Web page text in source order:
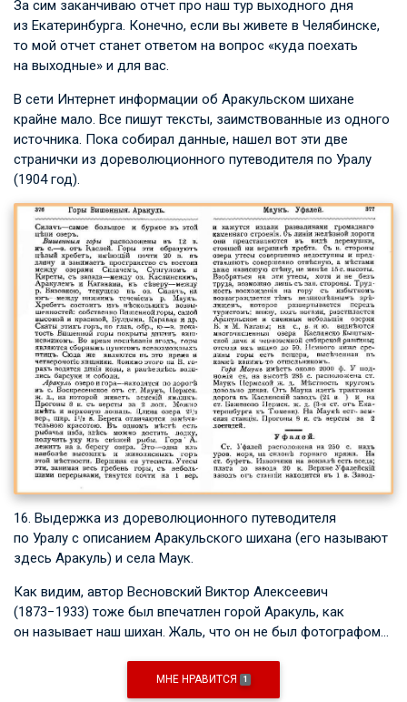
За сим заканчиваю отчет про наш тур выходного дня
из Екатеринбурга. Конечно, если вы живете в Челябинске,
то мой отчет станет ответом на вопрос «куда поехать
на выходные» и для вас.
В сети Интернет информации об Аракульском шихане
крайне мало. Все пишут тексты, заимствованные из одного
источника. Пока собирал данные, нашел вот эти две
странички из дореволюционного путеводителя по Уралу
(1904 год).
16. Выдержка из дореволюционного путеводителя
по Уралу с описанием Аракульского шихана (его называют
здесь Аракуль) и села Маук.
Как видим, автор Весновский Виктор Алексеевич
(1873−1933) тоже был впечатлен горой Аракуль, как
он называет наш шихан. Жаль, что он не был фотографом…
МНЕ НРАВИТСЯ 1